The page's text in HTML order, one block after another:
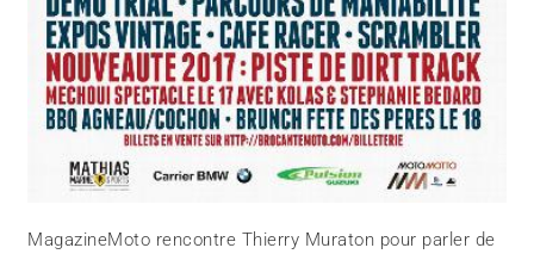
MagazineMoto rencontre Thierry Muraton pour parler de